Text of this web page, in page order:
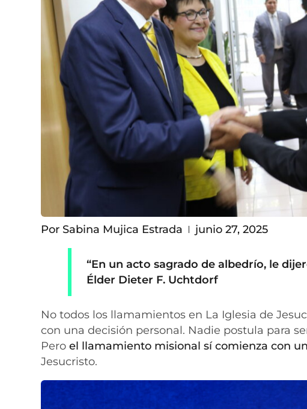
Por Sabina Mujica Estrada junio 27, 2025
“En un acto sagrado de albedrío, le
Élder Dieter F. Uchtdorf
No todos los llamamientos en La Iglesia de
con una decisión personal. Nadie postula para
Peroel llamamiento misional sí comienza con
Jesucristo.